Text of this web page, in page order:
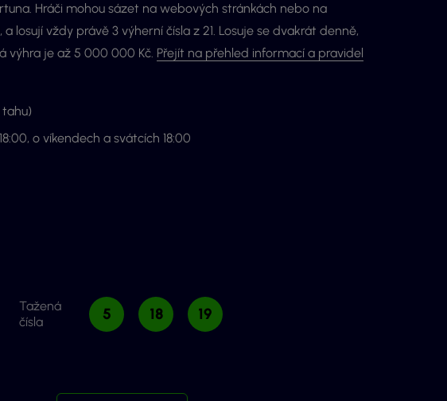
Hráči mohou sázet na webových stránkách nebo na
a losují vždy právě 3 výherní čísla z 21. Losuje se dvakrát denně,
výhra je až 5 000 000 Kč. Přejít na přehled informací a pravidel
tahu)
o víkendech a svátcích 18:00
Tažená
čísla
5 18 19